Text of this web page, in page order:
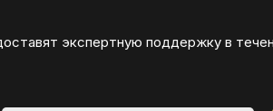
экспертную поддержку в